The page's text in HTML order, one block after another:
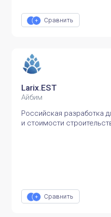
Сравнить
Larix.EST
Айбим
Российская разработка
и стоимости
Сравнить